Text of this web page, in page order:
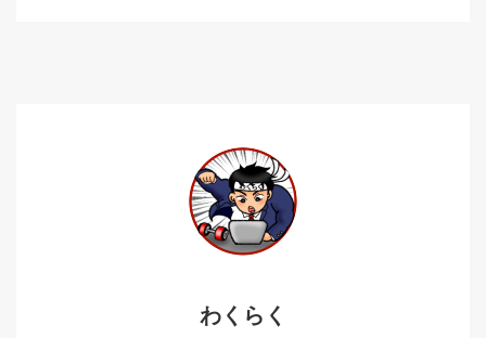
わくらく